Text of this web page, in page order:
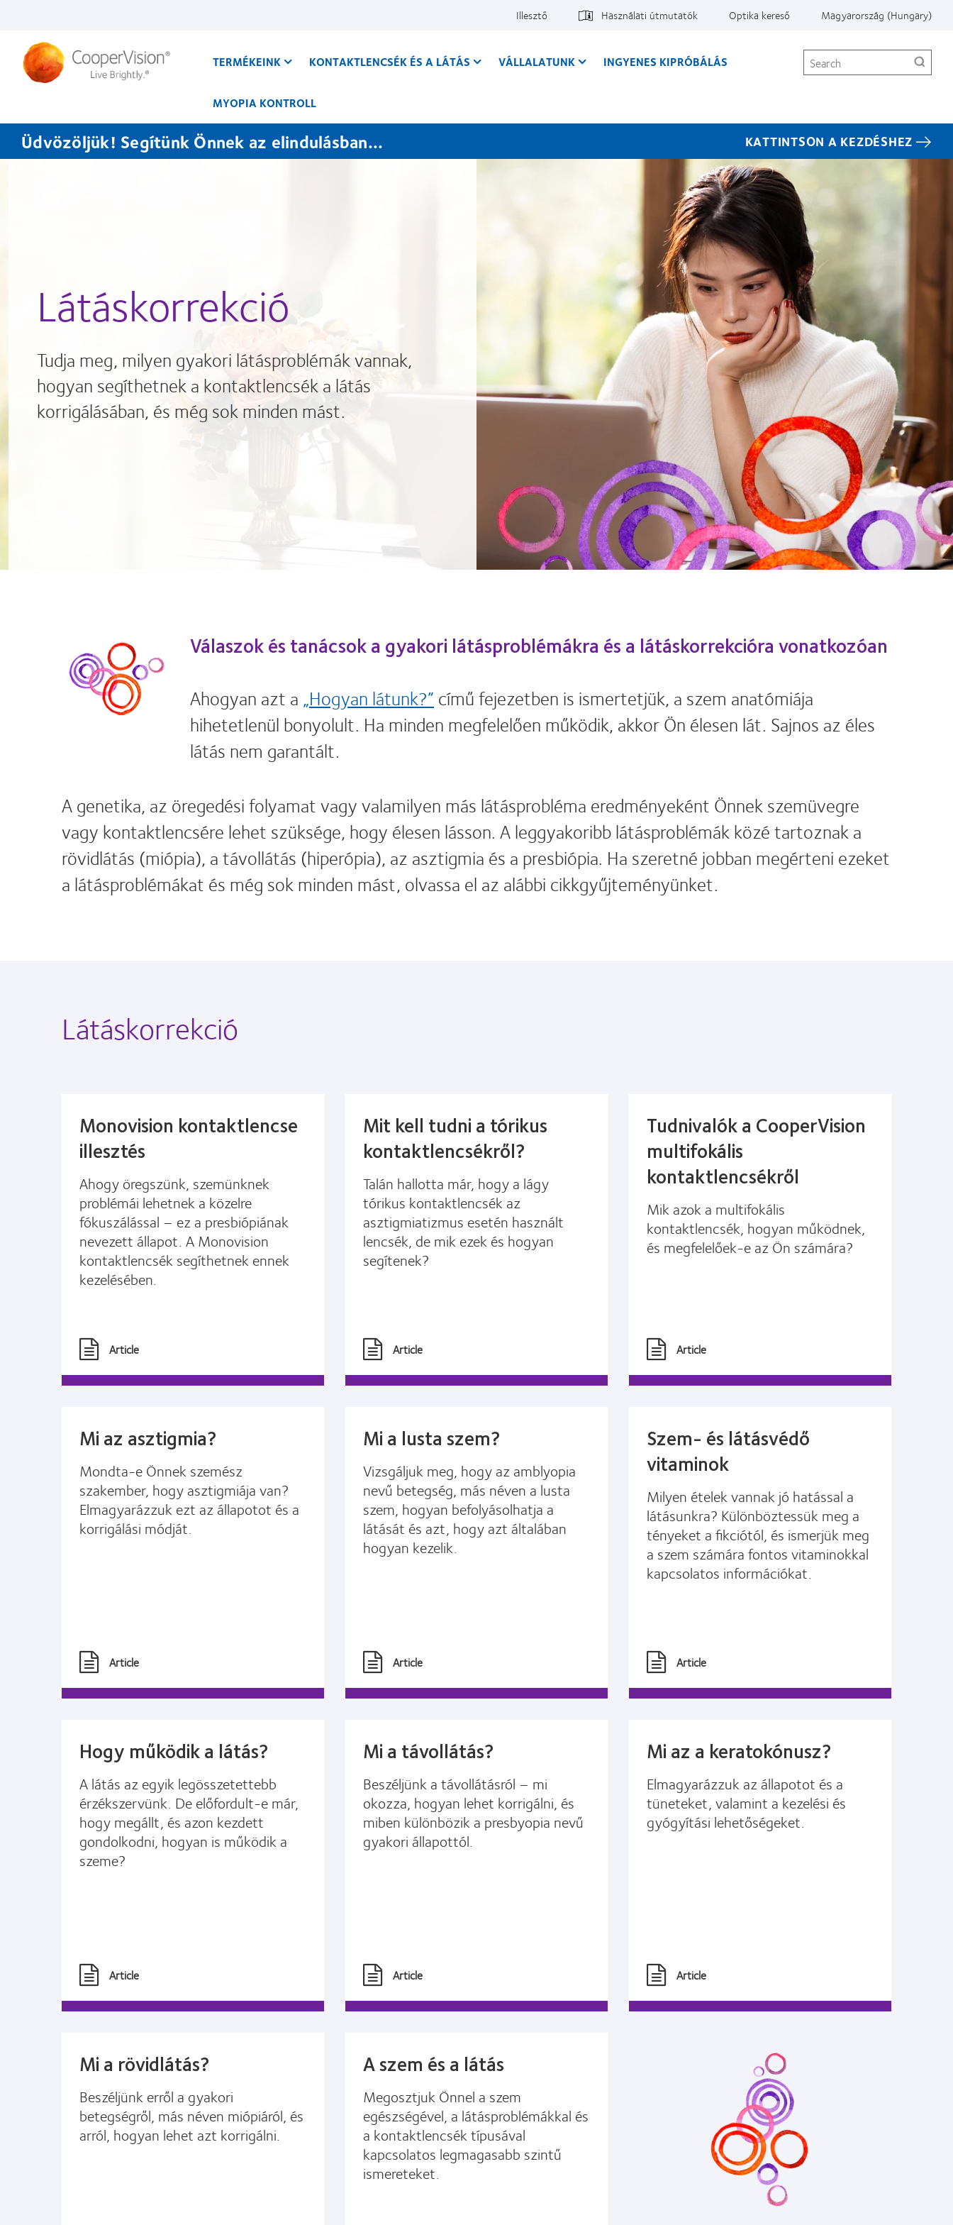
Illesztő Használati útmutatók Optika kereső Magyarország (Hungary)
TERMÉKEINK KONTAKTLENCSÉK ÉS A LÁTÁS VÁLLALATUNK INGYENES KIPRÓBÁLÁS
MYOPIA KONTROLL
Search
Üdvözöljük! Segítünk Önnek az elindulásban... KATTINTSON A KEZDÉSHEZ
Látáskorrekció
Tudja meg, milyen gyakori látásproblémák vannak,
hogyan segíthetnek a kontaktlencsék a látás
korrigálásában, és még sok minden mást.
Válaszok és tanácsok a gyakori látásproblémákra és a látáskorrekcióra vonatkozóan
Ahogyan azt a„Hogyan látunk?”című fejezetben is ismertetjük, a szem anatómiája
hihetetlenül bonyolult. Ha minden megfelelően működik, akkor Ön élesen lát. Sajnos az éles
látás nem garantált.
A genetika, az öregedési folyamat vagy valamilyen más látásprobléma eredményeként Önnek szemüvegre
vagy kontaktlencsére lehet szüksége, hogy élesen lásson. A leggyakoribb látásproblémák közé tartoznak a
rövidlátás (miópia), a távollátás (hiperópia), az asztigmia és a presbiópia. Ha szeretné jobban megérteni ezeket
a látásproblémákat és még sok minden mást, olvassa el az alábbi cikkgyűjteményünket.
Látáskorrekció
Monovision kontaktlencse
illesztés
Ahogy öregszünk, szemünknek
problémái lehetnek a közelre
fókuszálással – ez a presbiópiának
nevezett állapot. A Monovision
kontaktlencsék segíthetnek ennek
kezelésében.
Article
Mit kell tudni a tórikus
kontaktlencsékről?
Talán hallotta már, hogy a lágy
tórikus kontaktlencsék az
asztigmiatizmus esetén használt
lencsék, de mik ezek és hogyan
segítenek?
Article
Tudnivalók a CooperVision
multifokális
kontaktlencsékről
Mik azok a multifokális
kontaktlencsék, hogyan működnek,
és megfelelőek-e az Ön számára?
Article
Mi az asztigmia?
Mondta-e Önnek szemész
szakember, hogy asztigmiája van?
Elmagyarázzuk ezt az állapotot és a
korrigálási módját.
Article
Mi a lusta szem?
Vizsgáljuk meg, hogy az amblyopia
nevű betegség, más néven a lusta
szem, hogyan befolyásolhatja a
látását és azt, hogy azt általában
hogyan kezelik.
Article
Szem- és látásvédő
vitaminok
Milyen ételek vannak jó hatással a
látásunkra? Különböztessük meg a
tényeket a fikciótól, és ismerjük meg
a szem számára fontos vitaminokkal
kapcsolatos információkat.
Article
Hogy működik a látás?
A látás az egyik legösszetettebb
érzékszervünk. De előfordult-e már,
hogy megállt, és azon kezdett
gondolkodni, hogyan is működik a
szeme?
Article
Mi a távollátás?
Beszéljünk a távollátásról – mi
okozza, hogyan lehet korrigálni, és
miben különbözik a presbyopia nevű
gyakori állapottól.
Article
Mi az a keratokónusz?
Elmagyarázzuk az állapotot és a
tüneteket, valamint a kezelési és
gyógyítási lehetőségeket.
Article
Mi a rövidlátás?
Beszéljünk erről a gyakori
betegségről, más néven miópiáról, és
arról, hogyan lehet azt korrigálni.
A szem és a látás
Megosztjuk Önnel a szem
egészségével, a látásproblémákkal és
a kontaktlencsék típusával
kapcsolatos legmagasabb szintű
ismereteket.